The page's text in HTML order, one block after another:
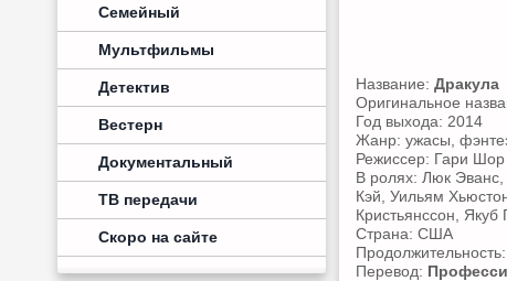
Семейный
Мультфильмы
Детектив
Вестерн
Документальный
ТВ передачи
Скоро на сайте
Название: Дракула
Оригинальное
Год выхода: 2014
Жанр: ужасы,
Режиссер: Гари Шор
В ролях: Люк
Кэй, Уильям
Кристьянссон,
Страна: США
Перевод: